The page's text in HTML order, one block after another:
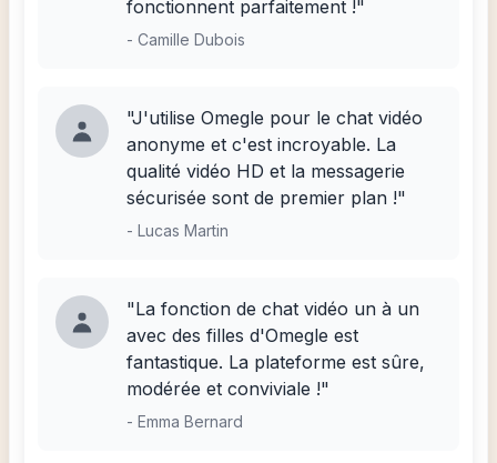
fonctionnent parfaitement !"
- Camille Dubois
"J'utilise Omegle pour le chat vidéo
anonyme et c'est incroyable. La
qualité vidéo HD et la messagerie
sécurisée sont de premier plan !"
- Lucas Martin
"La fonction de chat vidéo un à un
avec des filles d'Omegle est
fantastique. La plateforme est sûre,
modérée et conviviale !"
- Emma Bernard